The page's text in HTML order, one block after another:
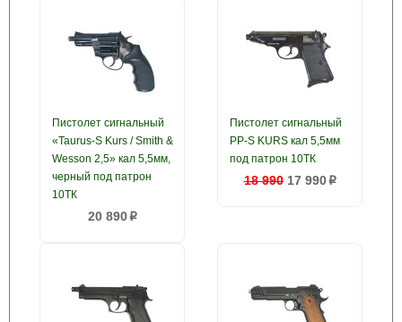
Пистолет сигнальный
«Taurus-S Kurs / Smith &
Wesson 2,5» кал 5,5мм,
черный под патрон
10ТК
20 890p
Пистолет сигнальный
PP-S KURS кал 5,5мм
под патрон 10ТК
18 990 17 990p